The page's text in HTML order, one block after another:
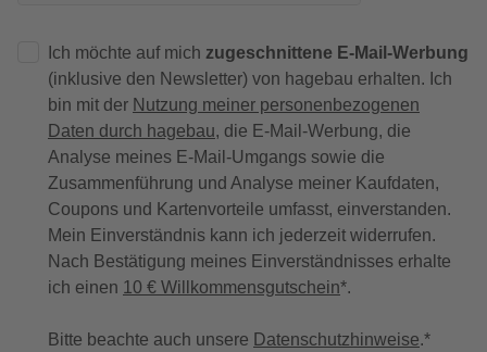
Ich möchte auf mich zugeschnittene E-Mail-Werbung
(inklusive den Newsletter) von hagebau erhalten. Ich
bin mit der Nutzung meiner personenbezogenen
Daten durch hagebau, die E-Mail-Werbung, die
Analyse meines E-Mail-Umgangs sowie die
Zusammenführung und Analyse meiner Kaufdaten,
Coupons und Kartenvorteile umfasst, einverstanden.
Mein Einverständnis kann ich jederzeit widerrufen.
Nach Bestätigung meines Einverständnisses erhalte
ich einen 10 € Willkommensgutschein*.
Bitte beachte auch unsere Datenschutzhinweise.